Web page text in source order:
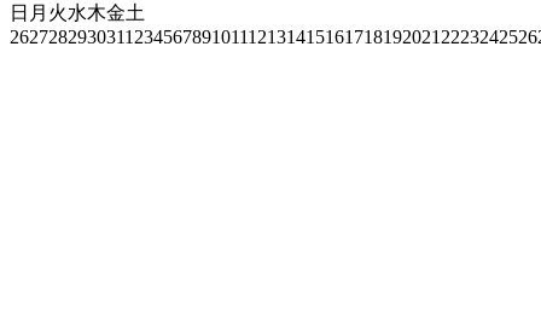
日 月 火水木金土
2627282930311 23456789101112131415161718192021 2223242526